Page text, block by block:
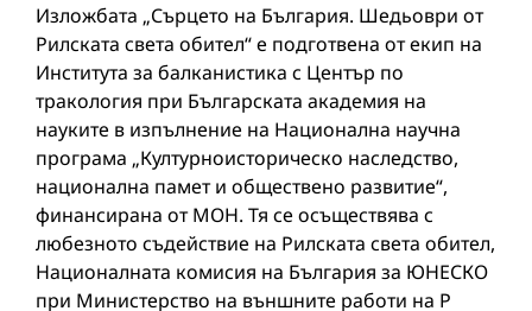
Изложбата „Сърцето на България. Шедьоври от
Рилската света обител“ е подготвена от екип на
Института за балканистика с Център по
тракология при Българската академия на
науките в изпълнение на Национална научна
програма „Културноисторическо наследство,
национална памет и обществено развитие“,
финансирана от МОН. Тя се осъществява с
любезното съдействие на Рилската света обител,
Националната комисия на България за ЮНЕСКО
при Министерство на външните работи на Р